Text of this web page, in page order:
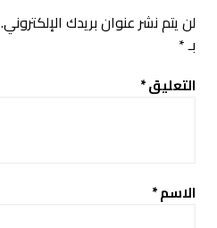
لن يتم نشر عنوان بريدك الإلكتروني.
بـ*
التعليق*
الاسم*